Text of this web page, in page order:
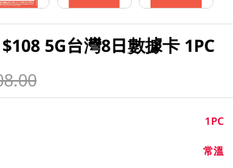
5G台灣8日數據卡 1PC
1PC
常溫